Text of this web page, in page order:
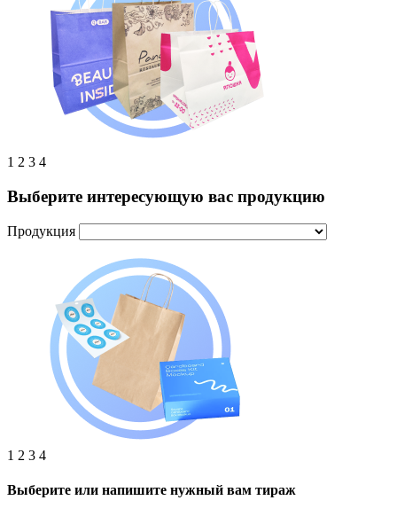
1 2 3 4
Выберите интересующую вас продукцию
Продукция
1 2 3 4
Выберите или напишите нужный вам тираж